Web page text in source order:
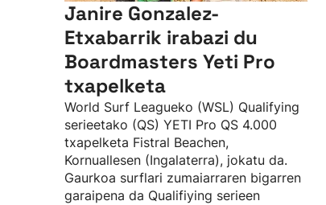
Janire Gonzalez-
Etxabarrik irabazi du
Boardmasters Yeti Pro
txapelketa
World Surf Leagueko (WSL) Qualifying
serieetako (QS) YETI Pro QS 4.000
txapelketa Fistral Beachen,
Kornuallesen (Ingalaterra), jokatu da.
Gaurkoa surflari zumaiarraren bigarren
garaipena da Qualifiying serieen